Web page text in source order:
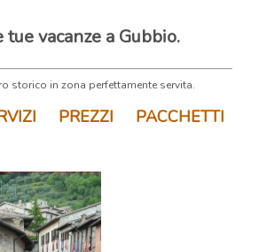
vacanze a Gubbio.
storico in zona perfettamente servita.
PREZZI PACCHETTI